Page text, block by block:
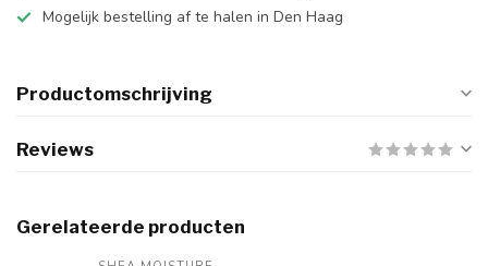
Mogelijk bestelling af te halen in Den Haag
Productomschrijving
Reviews
Gerelateerde producten